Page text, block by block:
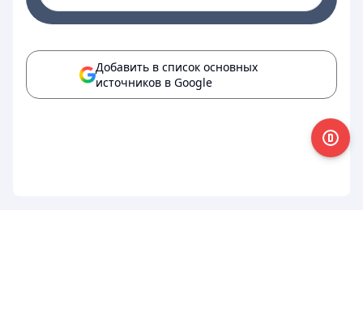
Добавить в список основных
источников в Google